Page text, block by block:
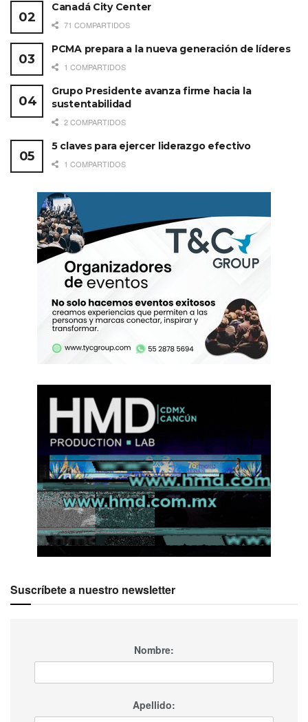
Canadá City Center
71 COMPARTIDOS
PCMA prepara a la nueva generación de líderes
1 COMPARTIDOS
Grupo Presidente avanza firme hacia la
sustentabilidad
2 COMPARTIDOS
5 claves para ejercer liderazgo efectivo
1 COMPARTIDOS
Suscríbete a nuestro newsletter
Nombre:
Apellido: